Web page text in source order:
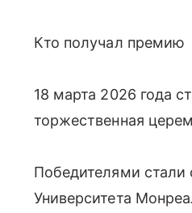
Кто получал премию
18 марта 2026 года
торжественная
Победителями стали
Университета